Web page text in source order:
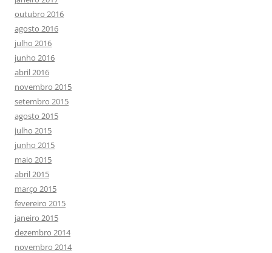
outubro 2016
agosto 2016
julho 2016
junho 2016
abril 2016
novembro 2015
setembro 2015
agosto 2015
julho 2015
junho 2015
maio 2015
abril 2015
março 2015
fevereiro 2015
janeiro 2015
dezembro 2014
novembro 2014